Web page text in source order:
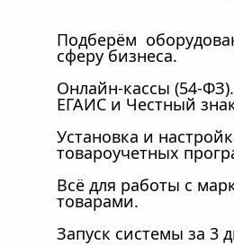
Подберём
сферу бизнеса.
Онлайн-кассы (54-
ЕГАИС и Честный
Установка и
товароучетных
Всё для работы с
товарами.
Запуск системы за 3